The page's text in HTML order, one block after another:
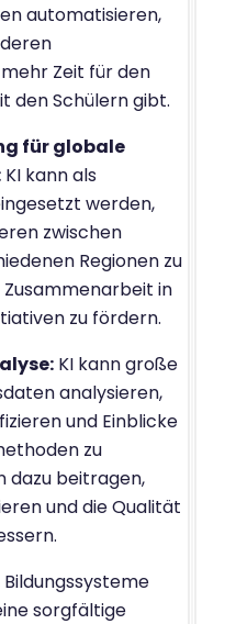
automatisieren,
Zeit für den
den Schülern gibt.
für globale
KI kann als
werden,
zwischen
Regionen zu
in
zu fördern.
KI kann große
analysieren,
und Einblicke
zu
dazu beitragen,
und die Qualität
sorgfältige